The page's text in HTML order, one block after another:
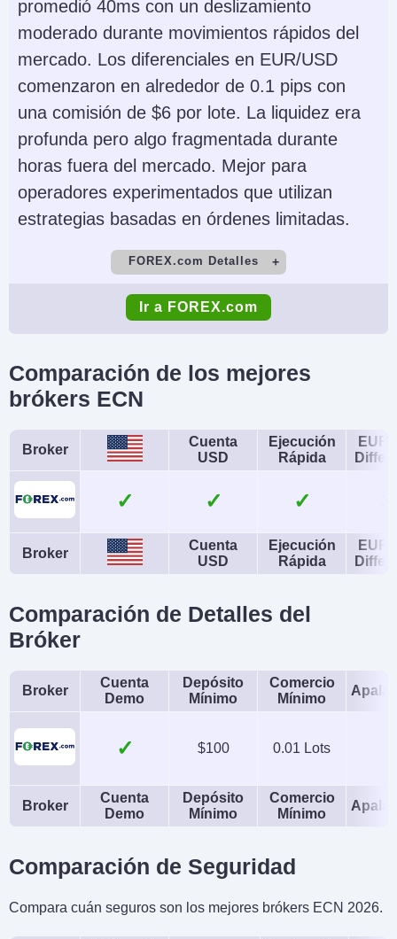
promedió 40ms con un deslizamiento
moderado durante movimientos rápidos del
mercado. Los diferenciales en EUR/USD
comenzaron en alrededor de 0.1 pips con
una comisión de $6 por lote. La liquidez era
profunda pero algo fragmentada durante
horas fuera del mercado. Mejor para
operadores experimentados que utilizan
estrategias basadas en órdenes limitadas.
FOREX.com Detalles
Cuenta Demo Depósito Mínimo
0.01 Lots 1:50
No NFA, CFTC
Forex, Futuros y
Metales, Energías,
Índices, Bonos
WebTrader, Mobile,
TradingView
Monedas de cuenta
AUD, JPY, CHF, PLN
on MetaTrader
No
Ir a FOREX.com
Comparación de los mejores
brókers ECN
Broker
Cuenta
USD
Ejecución
Rápida
EUR/
✓ ✓
Broker
Cuenta
USD
Ejecución
Rápida
EUR/
Comparación de Detalles del
Bróker
Broker
Cuenta
Demo
Depósito
Mínimo
Comercio
Mínimo
✓ $100 0.01 Lots
Broker
Cuenta
Demo
Depósito
Mínimo
Comercio
Mínimo
Comparación de Seguridad
Compara cuán seguros son los mejores brókers ECN 2026.